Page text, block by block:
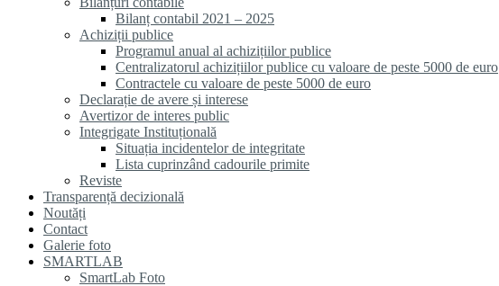
Bilanț contabil 2021 – 2025
Achiziții publice
Programul anual al achizițiilor publice
Centralizatorul achizițiilor publice cu valoare de peste 5000 de euro
Contractele cu valoare de peste 5000 de euro
Declarație de avere și interese
Avertizor de interes public
Integrigate Instituțională
Situația incidentelor de integritate
Lista cuprinzând cadourile primite
Reviste
Transparență decizională
Noutăți
Contact
Galerie foto
SMARTLAB
SmartLab Foto